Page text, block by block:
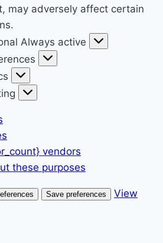
may adversely affect certain
Always active
vendors
these purposes
Save preferences
View